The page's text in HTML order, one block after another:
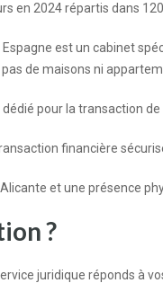
en 2024 répartis dans
est un cabinet
pas de maisons ni
pour la transaction
financière
et une présence
?
juridique réponds à